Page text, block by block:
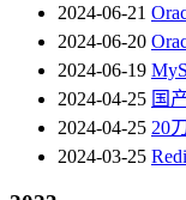
2024-06-21
2024-06-20
2024-06-19
2024-04-25 国
2024-04-25 20
2024-03-25